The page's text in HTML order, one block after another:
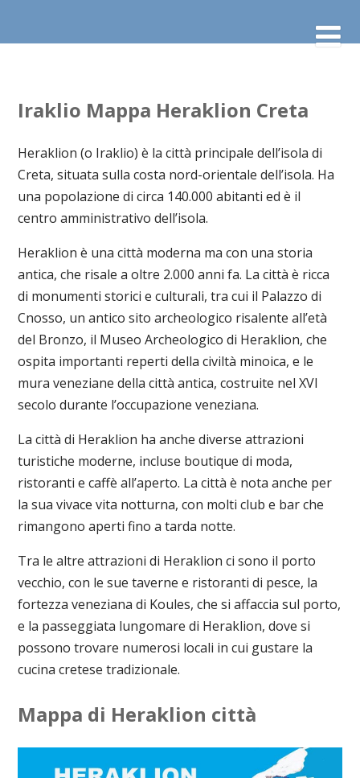
Iraklio Mappa Heraklion Creta
Heraklion (o Iraklio) è la città principale dell’isola di
Creta, situata sulla costa nord-orientale dell’isola. Ha
una popolazione di circa 140.000 abitanti ed è il
centro amministrativo dell’isola.
Heraklion è una città moderna ma con una storia
antica, che risale a oltre 2.000 anni fa. La città è ricca
di monumenti storici e culturali, tra cui il Palazzo di
Cnosso, un antico sito archeologico risalente all’età
del Bronzo, il Museo Archeologico di Heraklion, che
ospita importanti reperti della civiltà minoica, e le
mura veneziane della città antica, costruite nel XVI
secolo durante l’occupazione veneziana.
La città di Heraklion ha anche diverse attrazioni
turistiche moderne, incluse boutique di moda,
ristoranti e caffè all’aperto. La città è nota anche per
la sua vivace vita notturna, con molti club e bar che
rimangono aperti fino a tarda notte.
Tra le altre attrazioni di Heraklion ci sono il porto
vecchio, con le sue taverne e ristoranti di pesce, la
fortezza veneziana di Koules, che si affaccia sul porto,
e la passeggiata lungomare di Heraklion, dove si
possono trovare numerosi locali in cui gustare la
cucina cretese tradizionale.
Mappa di Heraklion città